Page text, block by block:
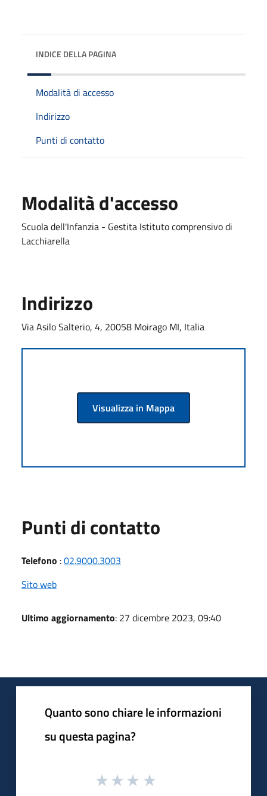
INDICE DELLA PAGINA
Modalità di accesso
Indirizzo
Punti di contatto
Modalità d'accesso
Scuola dell'Infanzia - Gestita Istituto comprensivo di
Lacchiarella
Indirizzo
Via Asilo Salterio, 4, 20058 Moirago MI, Italia
Visualizza in Mappa
Punti di contatto
Telefono :02.9000.3003
Sito web
Ultimo aggiornamento: 27 dicembre 2023, 09:40
Quanto sono chiare le informazioni
su questa pagina?